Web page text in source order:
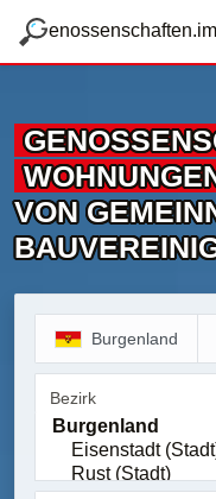
g
VON
Burgenland
Bezirk
Bezirk